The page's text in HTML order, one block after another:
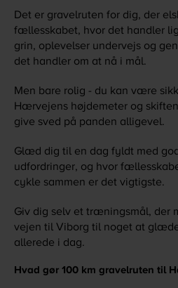
Det er gravelruten for dig, der
fællesskabet, hvor det handler
grin, oplevelser undervejs og
det handler om at nå i mål.
Men bare rolig - du kan være
Hærvejens højdemeter og
give sved på panden alligevel.
Glæd dig til en dag fyldt med
udfordringer, og hvor
cykle sammen er det vigtigste.
Giv dig selv et træningsmål, der
vejen til Viborg til noget at
allerede i dag.
Hvad gør 100 km gravelruten til